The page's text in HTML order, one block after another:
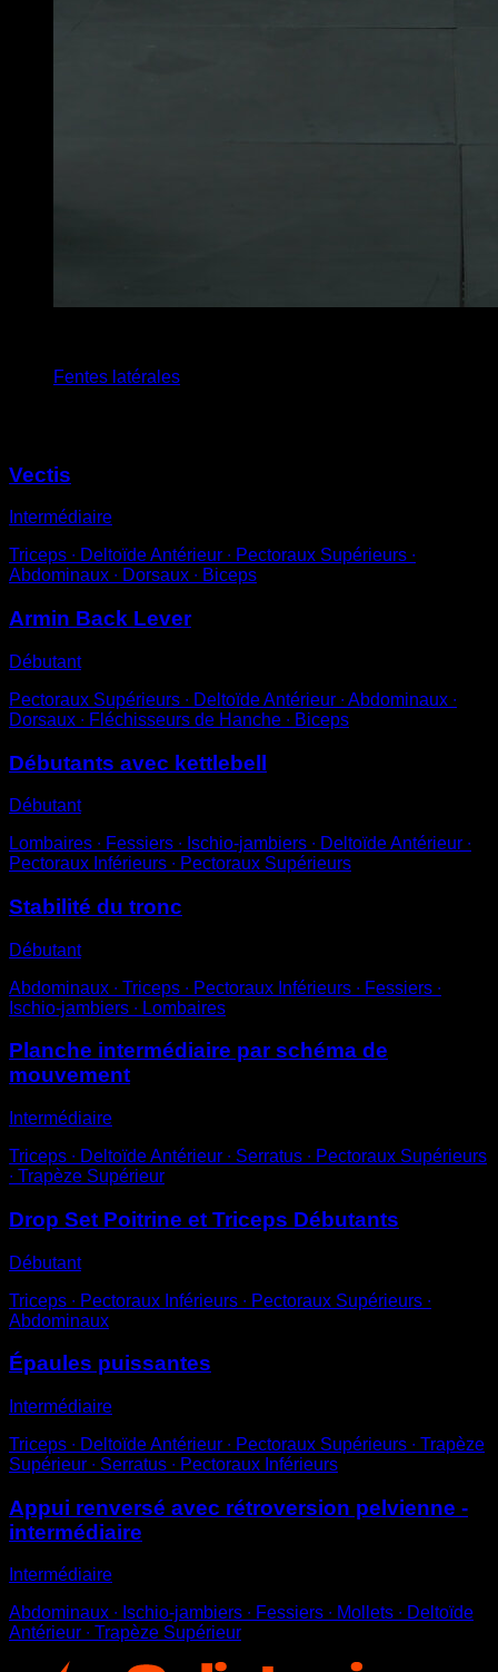
Fentes latérales
Vectis
Intermédiaire
Triceps ∙ Deltoïde Antérieur ∙ Pectoraux Supérieurs ∙
Abdominaux ∙ Dorsaux ∙ Biceps
Armin Back Lever
Débutant
Pectoraux Supérieurs ∙ Deltoïde Antérieur ∙ Abdominaux ∙
Dorsaux ∙ Fléchisseurs de Hanche ∙ Biceps
Débutants avec kettlebell
Débutant
Lombaires ∙ Fessiers ∙ Ischio-jambiers ∙ Deltoïde Antérieur ∙
Pectoraux Inférieurs ∙ Pectoraux Supérieurs
Stabilité du tronc
Débutant
Abdominaux ∙ Triceps ∙ Pectoraux Inférieurs ∙ Fessiers ∙
Ischio-jambiers ∙ Lombaires
Planche intermédiaire par schéma de
mouvement
Intermédiaire
Triceps ∙ Deltoïde Antérieur ∙ Serratus ∙ Pectoraux Supérieurs
∙ Trapèze Supérieur
Drop Set Poitrine et Triceps Débutants
Débutant
Triceps ∙ Pectoraux Inférieurs ∙ Pectoraux Supérieurs ∙
Abdominaux
Épaules puissantes
Intermédiaire
Triceps ∙ Deltoïde Antérieur ∙ Pectoraux Supérieurs ∙ Trapèze
Supérieur ∙ Serratus ∙ Pectoraux Inférieurs
Appui renversé avec rétroversion pelvienne -
intermédiaire
Intermédiaire
Abdominaux ∙ Ischio-jambiers ∙ Fessiers ∙ Mollets ∙ Deltoïde
Antérieur ∙ Trapèze Supérieur